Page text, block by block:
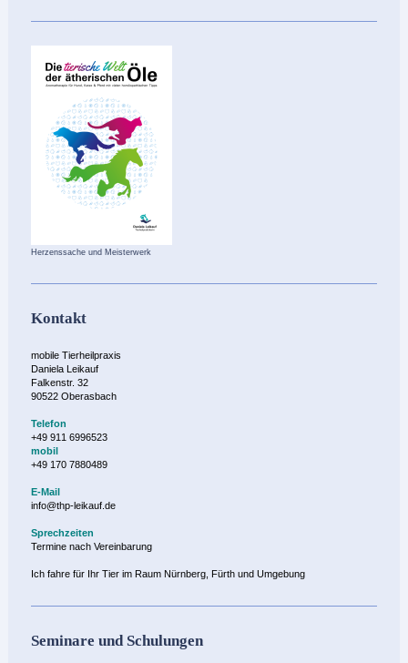
Herzenssache und Meisterwerk
Kontakt
mobile Tierheilpraxis
Daniela Leikauf
Falkenstr. 32
90522 Oberasbach
Telefon
+49 911 6996523
mobil
+49 170 7880489
E-Mail
info@thp-leikauf.de
Sprechzeiten
Termine nach Vereinbarung
Ich fahre für Ihr Tier im Raum Nürnberg, Fürth und Umgebung
Seminare und Schulungen